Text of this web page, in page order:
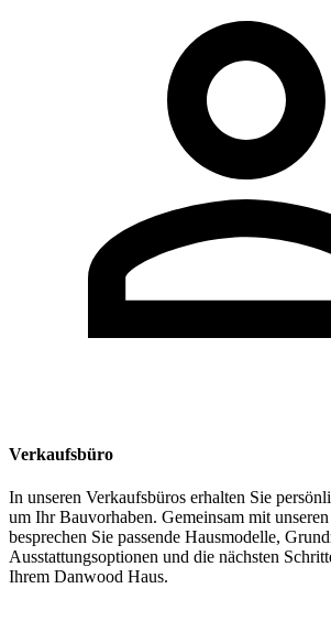
Verkaufsbüro
In unseren Verkaufsbüros erhalten Sie
um Ihr Bauvorhaben. Gemeinsam mit
besprechen Sie passende Hausmodelle,
Ausstattungsoptionen und die nächsten
Ihrem Danwood Haus.